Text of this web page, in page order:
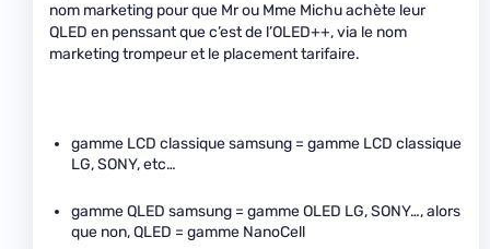
nom marketing pour que Mr ou Mme Michu achète leur
QLED en penssant que c’est de l’OLED++, via le nom
marketing trompeur et le placement tarifaire.
gamme LCD classique samsung = gamme LCD classique
LG, SONY, etc…
gamme QLED samsung = gamme OLED LG, SONY…, alors
que non, QLED = gamme NanoCell